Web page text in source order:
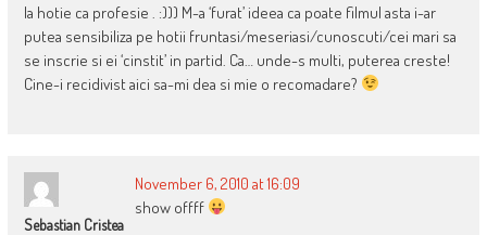
la hotie ca profesie . :))) M-a ‘furat’ ideea ca poate filmul asta i-ar
putea sensibiliza pe hotii fruntasi/meseriasi/cunoscuti/cei mari sa
se inscrie si ei ‘cinstit’ in partid. Ca… unde-s multi, puterea creste!
Cine-i recidivist aici sa-mi dea si mie o recomadare?
Sebastian Cristea
November 6, 2010 at 16:09
show offff